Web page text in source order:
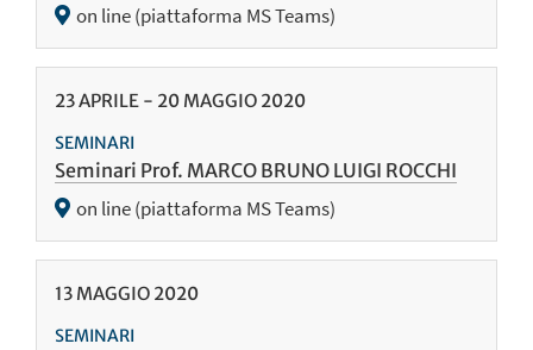
on line (piattaforma MS Teams)
23APRILE - 20 MAGGIO 2020
SEMINARI
Seminari Prof. MARCO BRUNO LUIGI ROCCHI
on line (piattaforma MS Teams)
13 MAGGIO 2020
SEMINARI